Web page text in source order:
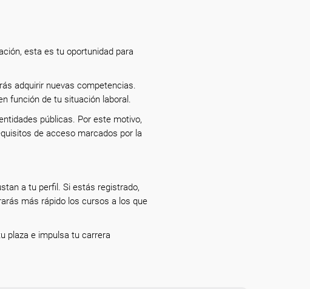
esta es tu oportunidad para
adquirir nuevas competencias.
función de tu situación laboral.
públicas. Por este motivo,
de acceso marcados por la
a tu perfil. Si estás registrado,
más rápido los cursos a los que
plaza e impulsa tu carrera